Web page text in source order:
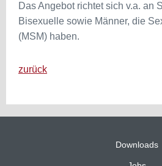
Das Angebot richtet sich v.a. an
Bisexuelle sowie Männer, die
(MSM) haben.
zurück
Downloads